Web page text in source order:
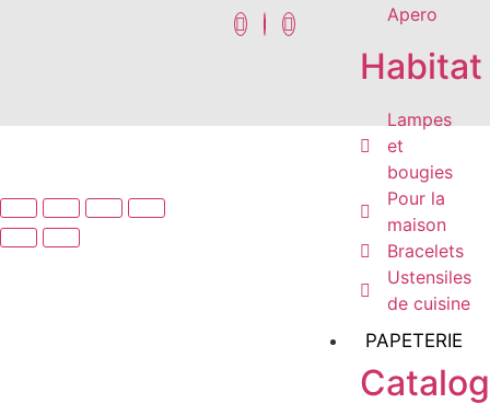
Apero
Habitat
Lampes
et
bougies
Pour la
maison
Bracelets
Ustensiles
de cuisine
PAPETERIE